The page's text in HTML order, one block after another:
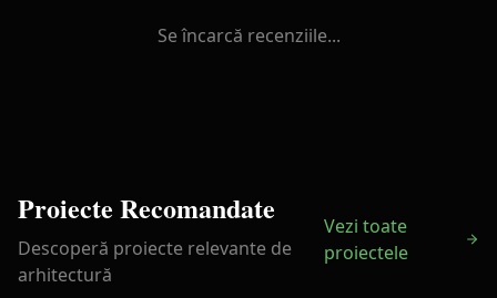
Se încarcă recenziile...
Proiecte Recomandate
Descoperă proiecte relevante de
arhitectură
Vezi toate
proiectele